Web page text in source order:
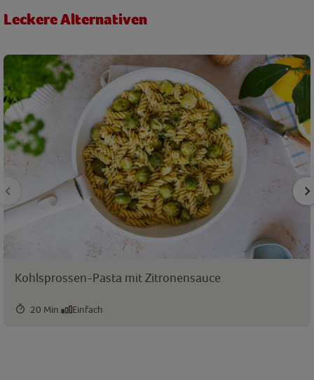
Leckere Alternativen
Kohlsprossen-Pasta mit Zitronensauce
20 Min. Einfach